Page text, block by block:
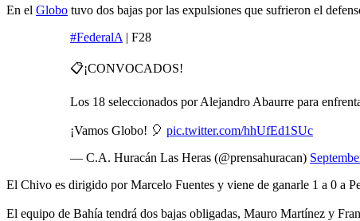
En el Globo tuvo dos bajas por las expulsiones que sufrieron el
#FederalA | F28
📋¡CONVOCADOS!
Los 18 seleccionados por Alejandro Abaurre para
¡Vamos Globo! 🎈 pic.twitter.com/hhUfEd1SUc
— C.A. Huracán Las Heras (@prensahuracan)
El Chivo es dirigido por Marcelo Fuentes y viene de ganarle 1 a 0 a
El equipo de Bahía tendrá dos bajas obligadas, Mauro Martínez y